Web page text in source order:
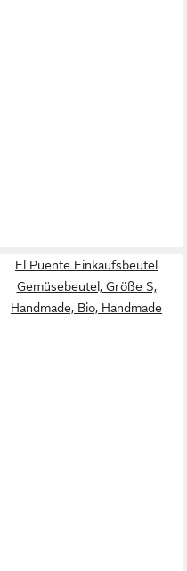
El Puente Einkaufsbeutel
Gemüsebeutel, Größe S,
Handmade, Bio, Handmade